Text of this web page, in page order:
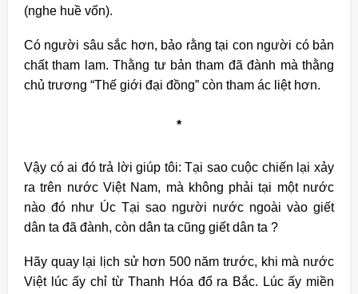
(nghe huề vốn).
Có người sâu sắc hơn, bảo rằng tại con người có bản
chất tham lam. Thằng tư bản tham đã đành mà thằng
chủ trương “Thế giới đại đồng” còn tham ác liệt hơn.
*
Vậy có ai đó trả lời giúp tôi: Tại sao cuộc chiến lại xảy
ra trên nước Việt Nam, mà không phải tại một nước
nào đó như Úc Tại sao người nước ngoài vào giết
dân ta đã đành, còn dân ta cũng giết dân ta ?
Hãy quay lại lịch sử hơn 500 năm trước, khi mà nước
Việt lúc ấy chỉ từ Thanh Hóa đổ ra Bắc. Lúc ấy miền